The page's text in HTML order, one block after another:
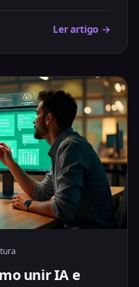
Ler artigo →
unir IA e